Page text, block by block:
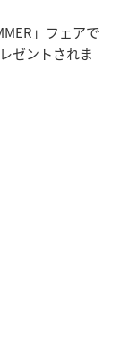
」フェアで
ゼントされま